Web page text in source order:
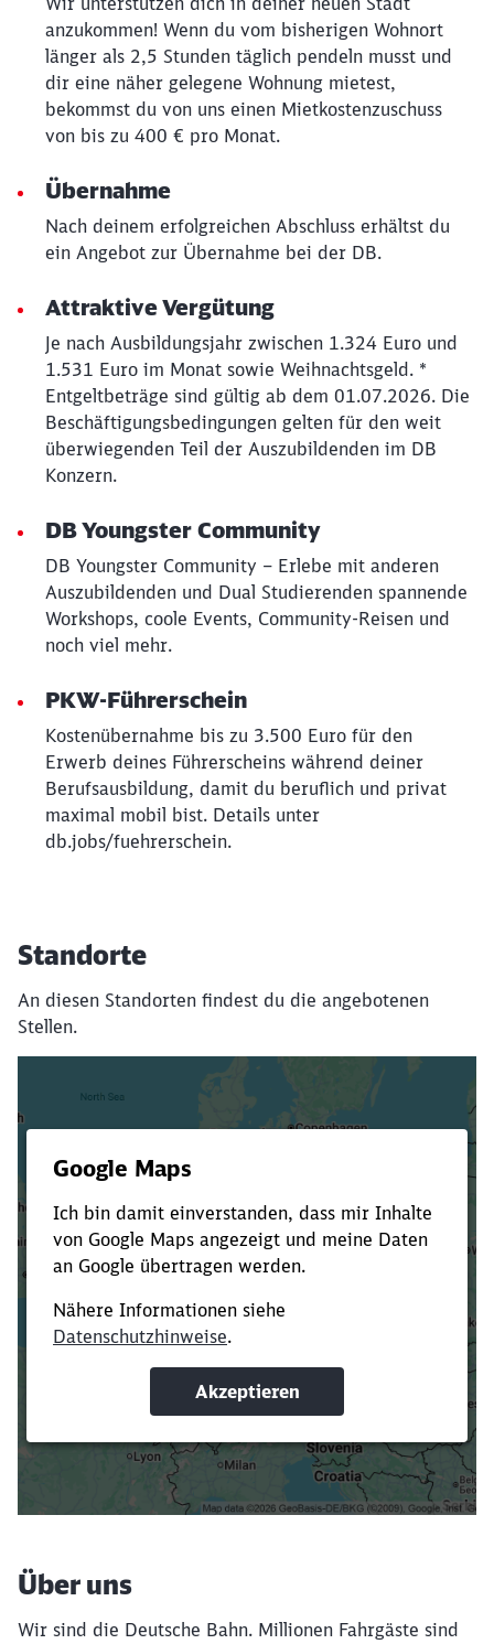
anzukommen! Wenn du vom bisherigen Wohnort
länger als 2,5 Stunden täglich pendeln musst und
dir eine näher gelegene Wohnung mietest,
bekommst du von uns einen Mietkostenzuschuss
von bis zu 400 € pro Monat.
Übernahme
Nach deinem erfolgreichen Abschluss erhältst du
ein Angebot zur Übernahme bei der DB.
Attraktive Vergütung
Je nach Ausbildungsjahr zwischen 1.324 Euro und
1.531 Euro im Monat sowie Weihnachtsgeld. *
Entgeltbeträge sind gültig ab dem 01.07.2026. Die
Beschäftigungsbedingungen gelten für den weit
überwiegenden Teil der Auszubildenden im DB
Konzern.
DB Youngster Community
DB Youngster Community – Erlebe mit anderen
Auszubildenden und Dual Studierenden spannende
Workshops, coole Events, Community-Reisen und
noch viel mehr.
PKW-Führerschein
Kostenübernahme bis zu 3.500 Euro für den
Erwerb deines Führerscheins während deiner
Berufsausbildung, damit du beruflich und privat
maximal mobil bist. Details unter
db.jobs/fuehrerschein.
Standorte
An diesen Standorten findest du die angebotenen
Stellen.
Verkürze die Ladezeit, indem du Suchbegriffe
oder Filter hinzufügst.
Suchbegriffe eingeben
Filter setzen
Über uns
Wir sind die Deutsche Bahn. Millionen Fahrgäste sind
Schließen
Möchten Sie zu weitergeleitet
werden?
Abbrechen